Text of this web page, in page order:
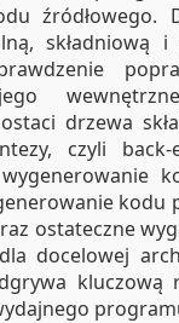
źródłowego.
składniową i
drzewa
czyli
kodu
ostateczne
docelowej
kluczową